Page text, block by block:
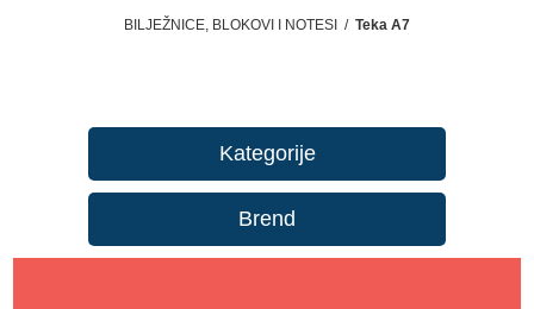
BILJEŽNICE, BLOKOVI I NOTESI / Teka A7
Kategorije
Brend